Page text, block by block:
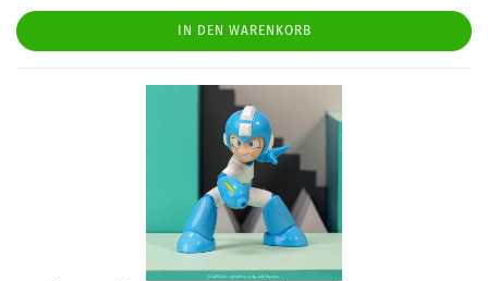
IN DEN WARENKORB